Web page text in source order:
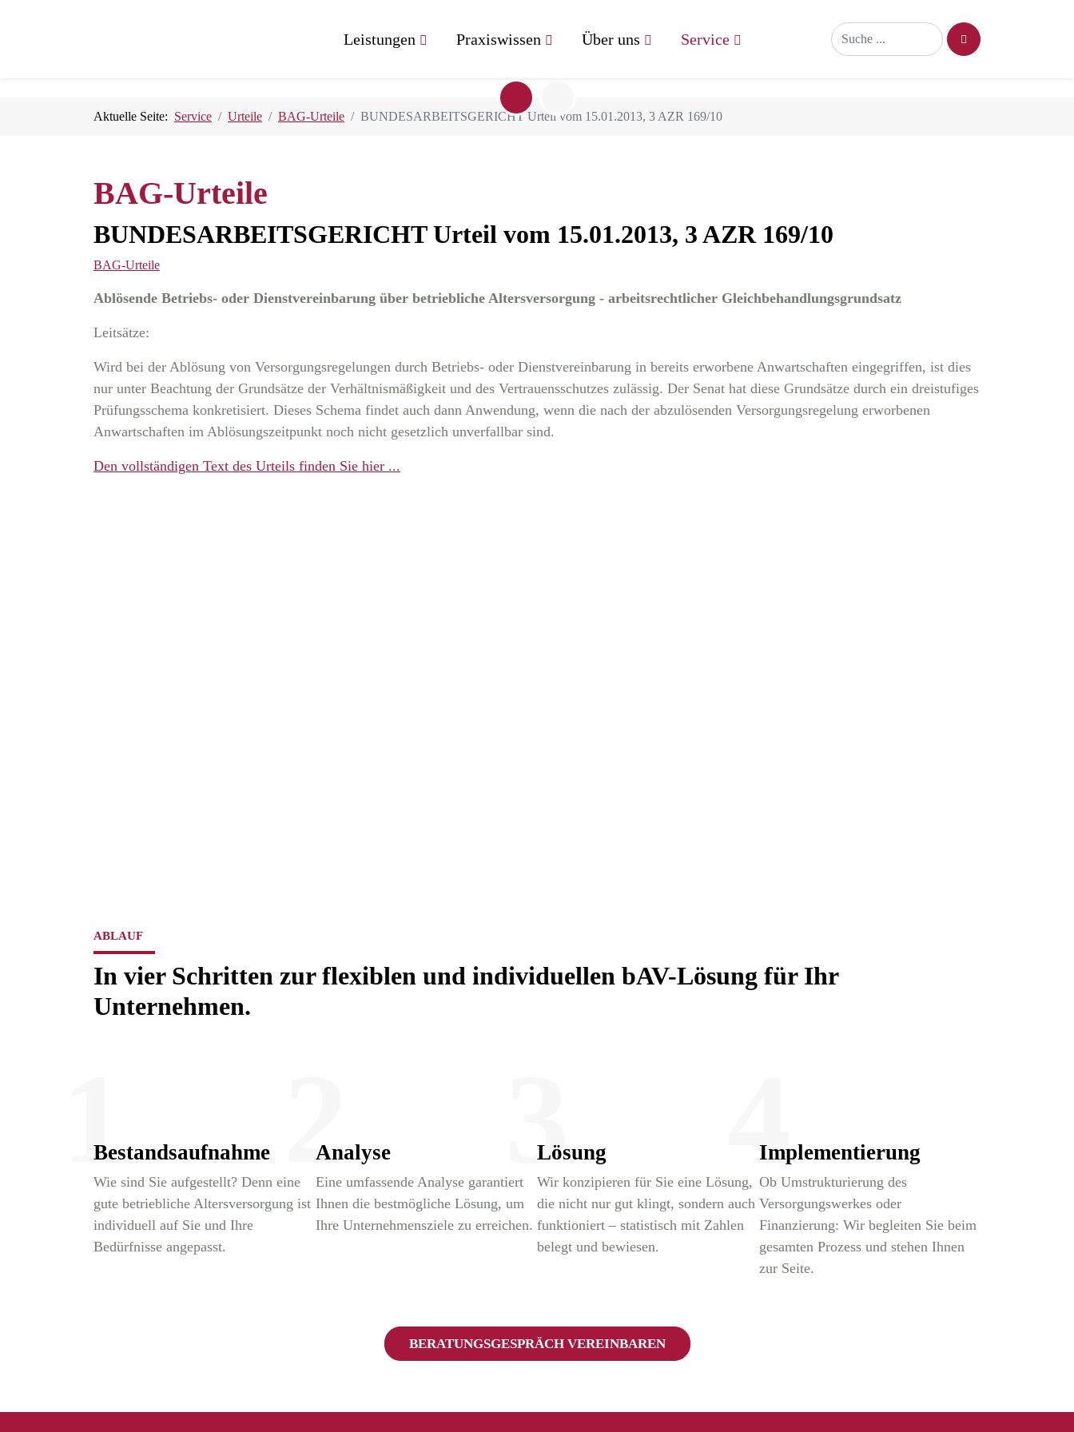
Leistungen Praxiswissen Über uns Service SUCHEN
Aktuelle Seite: Service Urteile BAG-Urteile BUNDESARBEITSGERICHT Urteil vom 15.01.2013, 3 AZR 169/10
BAG-Urteile
BUNDESARBEITSGERICHT Urteil vom 15.01.2013, 3 AZR 169/10
BAG-Urteile
Ablösende Betriebs- oder Dienstvereinbarung über betriebliche Altersversorgung - arbeitsrechtlicher Gleichbehandlungsgrundsatz
Leitsätze:
Wird bei der Ablösung von Versorgungsregelungen durch Betriebs- oder Dienstvereinbarung in bereits erworbene Anwartschaften eingegriffen, ist dies
nur unter Beachtung der Grundsätze der Verhältnismäßigkeit und des Vertrauensschutzes zulässig. Der Senat hat diese Grundsätze durch ein dreistufiges
Prüfungsschema konkretisiert. Dieses Schema findet auch dann Anwendung, wenn die nach der abzulösenden Versorgungsregelung erworbenen
Anwartschaften im Ablösungszeitpunkt noch nicht gesetzlich unverfallbar sind.
Den vollständigen Text des Urteils finden Sie hier ...
ABLAUF
In vier Schritten zur flexiblen und individuellen bAV-Lösung für Ihr
Unternehmen.
1
Bestandsaufnahme
Wie sind Sie aufgestellt? Denn eine
gute betriebliche Altersversorgung ist
individuell auf Sie und Ihre
Bedürfnisse angepasst.
2
Analyse
Eine umfassende Analyse garantiert
Ihnen die bestmögliche Lösung, um
Ihre Unternehmensziele zu erreichen.
3
Lösung
Wir konzipieren für Sie eine Lösung,
die nicht nur gut klingt, sondern auch
funktioniert – statistisch mit Zahlen
belegt und bewiesen.
4
Implementierung
Ob Umstrukturierung des
Versorgungswerkes oder
Finanzierung: Wir begleiten Sie beim
gesamten Prozess und stehen Ihnen
zur Seite.
BERATUNGSGESPRÄCH VEREINBAREN